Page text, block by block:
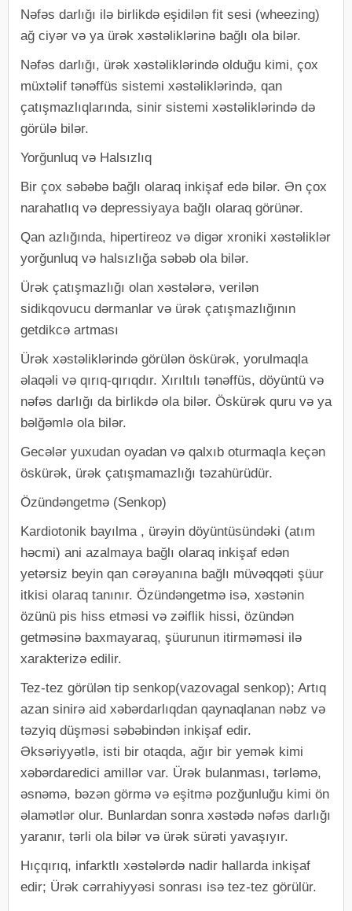
Nəfəs darlığı ilə birlikdə eşidilən fit sesi (wheezing)
ağ ciyər və ya ürək xəstəliklərinə bağlı ola bilər.
Nəfəs darlığı, ürək xəstəliklərində olduğu kimi, çox
müxtəlif tənəffüs sistemi xəstəliklərində, qan
çatışmazlıqlarında, sinir sistemi xəstəliklərində də
görülə bilər.
Yorğunluq və Halsızlıq
Bir çox səbəbə bağlı olaraq inkişaf edə bilər. Ən çox
narahatlıq və depressiyaya bağlı olaraq görünər.
Qan azlığında, hipertireoz və digər xroniki xəstəliklər
yorğunluq və halsızlığa səbəb ola bilər.
Ürək çatışmazlığı olan xəstələrə, verilən
sidikqovucu dərmanlar və ürək çatışmazlığının
getdikcə artması
Ürək xəstəliklərində görülən öskürək, yorulmaqla
əlaqəli və qırıq-qırıqdır. Xırıltılı tənəffüs, döyüntü və
nəfəs darlığı da birlikdə ola bilər. Öskürək quru və ya
bəlğəmlə ola bilər.
Gecələr yuxudan oyadan və qalxıb oturmaqla keçən
öskürək, ürək çatışmamazlığı təzahürüdür.
Özündəngetmə (Senkop)
Kardiotonik bayılma , ürəyin döyüntüsündəki (atım
həcmi) ani azalmaya bağlı olaraq inkişaf edən
yetərsiz beyin qan cərəyanına bağlı müvəqqəti şüur
itkisi olaraq tanınır. Özündəngetmə isə, xəstənin
özünü pis hiss etməsi və zəiflik hissi, özündən
getməsinə baxmayaraq, şüurunun itirməməsi ilə
xarakterizə edilir.
Tez-tez görülən tip senkop(vazovagal senkop); Artıq
azan sinirə aid xəbərdarlıqdan qaynaqlanan nəbz və
təzyiq düşməsi səbəbindən inkişaf edir.
Əksəriyyətlə, isti bir otaqda, ağır bir yemək kimi
xəbərdaredici amillər var. Ürək bulanması, tərləmə,
əsnəmə, bəzən görmə və eşitmə pozğunluğu kimi ön
əlamətlər olur. Bunlardan sonra xəstədə nəfəs darlığı
yaranır, tərli ola bilər və ürək sürəti yavaşıyır.
Hıçqırıq, infarktlı xəstələrdə nadir hallarda inkişaf
edir; Ürək cərrahiyyəsi sonrası isə tez-tez görülür.